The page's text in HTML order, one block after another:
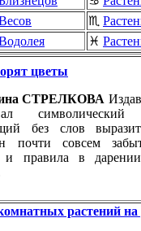
♏
♓
цветы
СТРЕЛКОВА
без слов
почти совсем
и правила в
растений на